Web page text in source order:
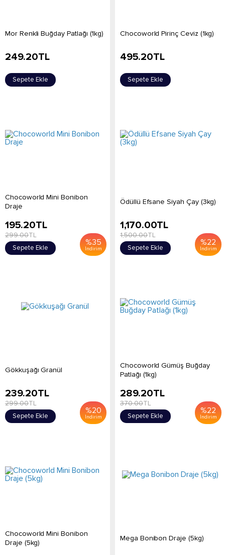
Mor Renkli Buğday Patlağı (1kg)
249.20TL
Sepete Ekle
Chocoworld Pirinç Ceviz (1kg)
495.20TL
Sepete Ekle
Chocoworld Mini Bonibon
Draje
%35
İndirim
195.20TL
299.00TL
Sepete Ekle
Ödüllü Efsane Siyah Çay (3kg)
%22
İndirim
1,170.00TL
1,500.00TL
Sepete Ekle
Gökkuşağı Granül
%20
İndirim
239.20TL
299.00TL
Sepete Ekle
Chocoworld Gümüş Buğday
Patlağı (1kg)
%22
İndirim
289.20TL
370.00TL
Sepete Ekle
Chocoworld Mini Bonibon
Draje (5kg)
Mega Bonibon Draje (5kg)